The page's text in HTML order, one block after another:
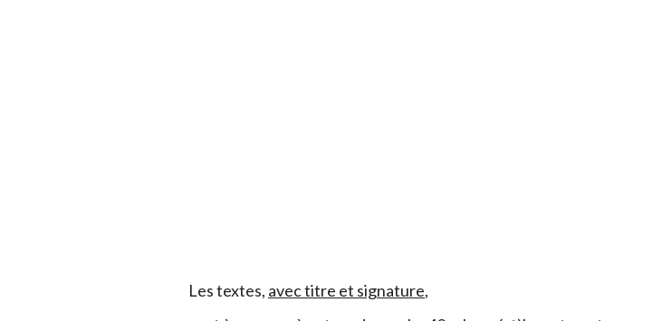
Les textes, avec titre et signature,